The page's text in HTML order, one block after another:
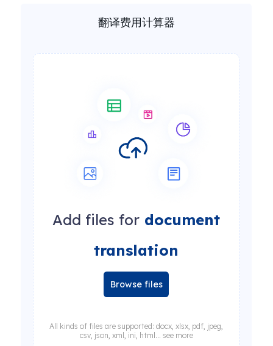
翻译费用计算器
Add files for document
translation
Browse files
All kinds of files are supported: docx, xlsx, pdf, jpeg,
csv, json, xml, ini, html... see more